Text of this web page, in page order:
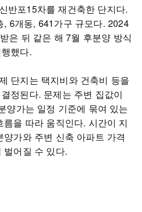
반포15차를 재건축한 단지다.
, 6개동, 641가구 규모다. 2024
은 뒤 같은 해 7월 후분양 방식
했다.
단지는 택지비와 건축비 등을
정된다. 문제는 주변 집값이
양가는 일정 기준에 묶여 있는
을 따라 움직인다. 시간이 지
양가와 주변 신축 아파트 가격
벌어질 수 있다.